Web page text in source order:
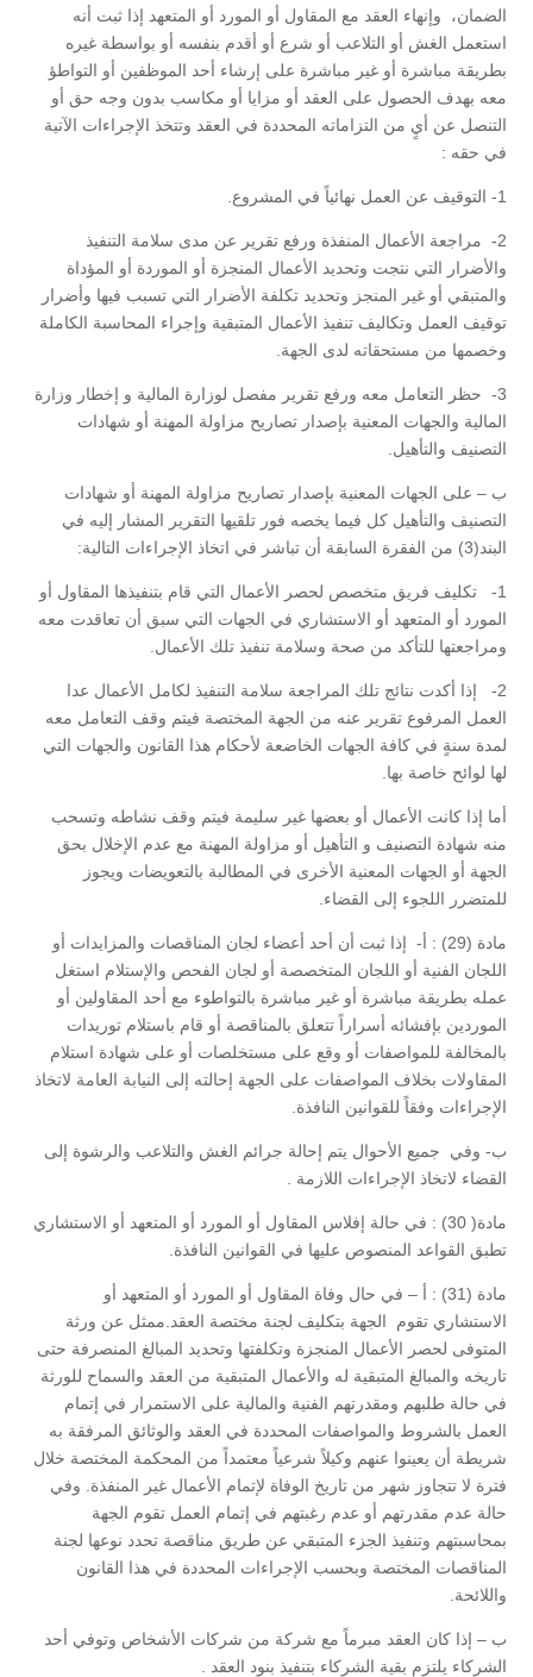
الضمان، وإنهاء العقد مع المقاول أو المورد أو المتعهد إذا ثبت أنه
استعمل الغش أو التلاعب أو شرع أو أقدم بنفسه أو بواسطة غيره
بطريقة مباشرة أو غير مباشرة على إرشاء أحد الموظفين أو التواطؤ
معه بهدف الحصول على العقد أو مزايا أو مكاسب بدون وجه حق أو
التنصل عن أيٍ من التزاماته المحددة في العقد وتتخذ الإجراءات الآتية
في حقه :
1- التوقيف عن العمل نهائياً في المشروع.
2- مراجعة الأعمال المنفذة ورفع تقرير عن مدى سلامة التنفيذ
والأضرار التي نتجت وتحديد الأعمال المنجزة أو الموردة أو المؤداة
والمتبقي أو غير المنجز وتحديد تكلفة الأضرار التي تسبب فيها وأضرار
توقيف العمل وتكاليف تنفيذ الأعمال المتبقية وإجراء المحاسبة الكاملة
وخصمها من مستحقاته لدى الجهة.
3- حظر التعامل معه ورفع تقرير مفصل لوزارة المالية و إخطار وزارة
المالية والجهات المعنية بإصدار تصاريح مزاولة المهنة أو شهادات
التصنيف والتأهيل.
ب – على الجهات المعنية بإصدار تصاريح مزاولة المهنة أو شهادات
التصنيف والتأهيل كل فيما يخصه فور تلقيها التقرير المشار إليه في
البند(3) من الفقرة السابقة أن تباشر في اتخاذ الإجراءات التالية:
1- تكليف فريق متخصص لحصر الأعمال التي قام بتنفيذها المقاول أو
المورد أو المتعهد أو الاستشاري في الجهات التي سبق أن تعاقدت معه
ومراجعتها للتأكد من صحة وسلامة تنفيذ تلك الأعمال.
2- إذا أكدت نتائج تلك المراجعة سلامة التنفيذ لكامل الأعمال عدا
العمل المرفوع تقرير عنه من الجهة المختصة فيتم وقف التعامل معه
لمدة سنةٍ في كافة الجهات الخاضعة لأحكام هذا القانون والجهات التي
لها لوائح خاصة بها.
أما إذا كانت الأعمال أو بعضها غير سليمة فيتم وقف نشاطه وتسحب
منه شهادة التصنيف و التأهيل أو مزاولة المهنة مع عدم الإخلال بحق
الجهة أو الجهات المعنية الأخرى في المطالبة بالتعويضات ويجوز
للمتضرر اللجوء إلى القضاء.
مادة (29) : أ- إذا ثبت أن أحد أعضاء لجان المناقصات والمزايدات أو
اللجان الفنية أو اللجان المتخصصة أو لجان الفحص والإستلام استغل
عمله بطريقة مباشرة أو غير مباشرة بالتواطوء مع أحد المقاولين أو
الموردين بإفشائه أسراراً تتعلق بالمناقصة أو قام باستلام توريدات
بالمخالفة للمواصفات أو وقع على مستخلصات أو على شهادة استلام
المقاولات بخلاف المواصفات على الجهة إحالته إلى النيابة العامة لاتخاذ
الإجراءات وفقاً للقوانين النافذة.
ب- وفي جميع الأحوال يتم إحالة جرائم الغش والتلاعب والرشوة إلى
القضاء لاتخاذ الإجراءات اللازمة .
مادة( 30) : في حالة إفلاس المقاول أو المورد أو المتعهد أو الاستشاري
تطبق القواعد المنصوص عليها في القوانين النافذة.
مادة (31) : أ – في حال وفاة المقاول أو المورد أو المتعهد أو
الاستشاري تقوم الجهة بتكليف لجنة مختصة العقد.ممثل عن ورثة
المتوفى لحصر الأعمال المنجزة وتكلفتها وتحديد المبالغ المنصرفة حتى
تاريخه والمبالغ المتبقية له والأعمال المتبقية من العقد والسماح للورثة
في حالة طلبهم ومقدرتهم الفنية والمالية على الاستمرار في إتمام
العمل بالشروط والمواصفات المحددة في العقد والوثائق المرفقة به
شريطة أن يعينوا عنهم وكيلاً شرعياً معتمداً من المحكمة المختصة خلال
فترة لا تتجاوز شهر من تاريخ الوفاة لإتمام الأعمال غير المنفذة. وفي
حالة عدم مقدرتهم أو عدم رغبتهم في إتمام العمل تقوم الجهة
بمحاسبتهم وتنفيذ الجزء المتبقي عن طريق مناقصة تحدد نوعها لجنة
المناقصات المختصة وبحسب الإجراءات المحددة في هذا القانون
واللائحة.
ب – إذا كان العقد مبرماً مع شركة من شركات الأشخاص وتوفي أحد
الشركاء يلتزم بقية الشركاء بتنفيذ بنود العقد .